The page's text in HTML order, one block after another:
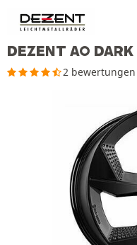
DEZENT AO DARK
2 bewertungen